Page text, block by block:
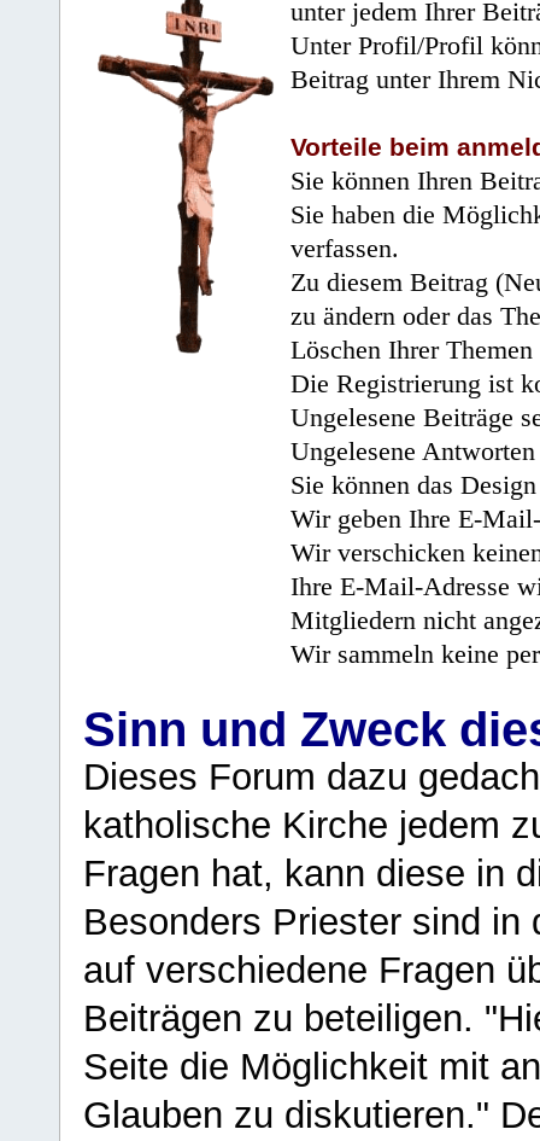
unter jedem Ihrer
Unter Profil/Profil
Beitrag unter Ihrem
Vorteile beim
Sie können Ihren
Sie haben die
verfassen.
Zu diesem Beitrag
zu ändern oder das
Löschen Ihrer
Die Registrierung ist
Ungelesene Beiträge
Ungelesene
Sie können das
Wir geben Ihre E-
Wir verschicken
Ihre E-Mail-Adresse
Mitgliedern nicht
Wir sammeln keine
Sinn und Zweck
Dieses Forum dazu
katholische Kirche jedem
Fragen hat, kann diese in
Besonders Priester sind in
auf verschiedene Fragen
Beiträgen zu beteiligen.
Seite die Möglichkeit mit
Glauben zu diskutieren."